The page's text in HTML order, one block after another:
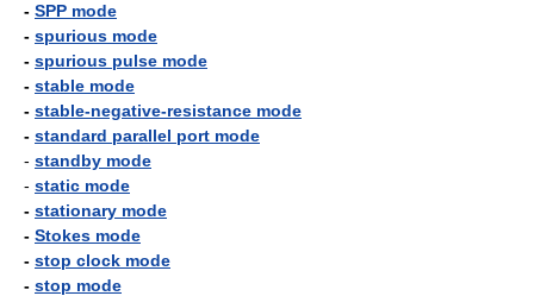
- SPP mode
- spurious mode
- spurious pulse mode
- stable mode
- stable-negative-resistance mode
- standard parallel port mode
- standby mode
- static mode
- stationary mode
- Stokes mode
- stop clock mode
- stop mode